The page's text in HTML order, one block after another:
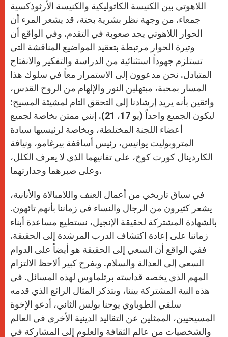
اللاهوتي بين الكنيسة الكاثوليكية والكنيسة الأرثوذكسية
جمعاء. من وجهة نظر بشرية بحتة، قد يشعر المرء أن
الحوار اللاهوتي يجد صعوبة في التقدم. وفي الواقع أن
وتيرة الحوار مرتبطة بتعقيد المواضيع المناقشة التي
تستلزم جهوداً استثنائية من الدراسة والتفكير والانفتاح
المتبادل. نحن مدعوون إلى الاستمرار معاً في سلوك هذا
المسار بمحبة، مبتهلين النور والإلهام من الروح القدس،
واثقين بأنه يريد إرشادنا إلى التحقق التام لمشيئة المسيح:
ليكون الجميع واحداً (يو 17، 21). إنني ممتن بخاصة لجميع
أعضاء اللجنة المختلطة، وبخاصة لرئيسيها سيادة
المتروبوليت يوانيس، رئيس أساقفة بيرغامو، ونيافة
الكاردينال كورت كوخ، على تفانيهما الذي لا يعرف الكلل،
وعلى صبرهما وجدارتهما.
في سياق تاريخي من أعمال العنف واللامبالاة والأنانية،
يشعر كثيرون من الرجال والنساء في زماننا بأنهم تائهون.
بالشهادة المشتركة لحقيقة الإنجيل، نستطيع مساعدة أبناء
زماننا على إعادة اكتشاف الدرب المرشدة إلى الحقيقة.
ففي الواقع أن السعي إلى الحقيقة هو أيضاً على الدوام
السعي إلى العدالة والسلام. وبفرح كبير ألاحظ الالتزام
المهم الذي يخصه قداسته برتلماوس لهذه المسائل. في
هذه النية المشتركة بيننا، وبتذكر المثال الرائع الذي قدمه
سلفي الطوباوي يوحنا بولس الثاني، أدعو الإخوة
المسيحيين، الممثلين عن التقاليد الدينية الأخرى في العالم
والشخصيات من عالم الثقافة والعلوم إلى المشاركة في